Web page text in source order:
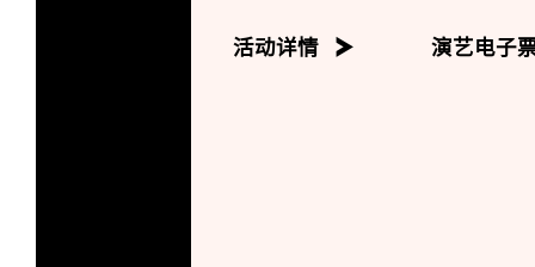
活动详情 演艺电子